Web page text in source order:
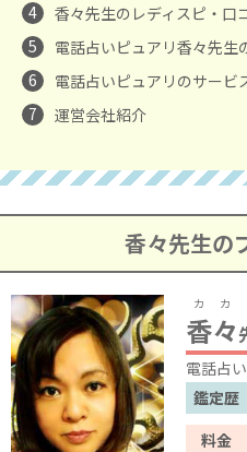
4
香々先生のレディスピ・口
5
電話占いピュアリ香々先生
6
電話占いピュアリのサービ
7
運営会社紹介
香々先生の
香々
カカ
電話占
鑑定歴
料金